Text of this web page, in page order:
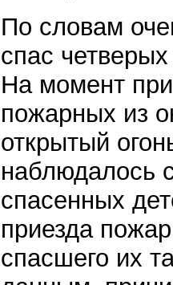
По словам
спас
На момент
пожарных из
открытый
наблюдалось
спасенных
приезда
спасшего их